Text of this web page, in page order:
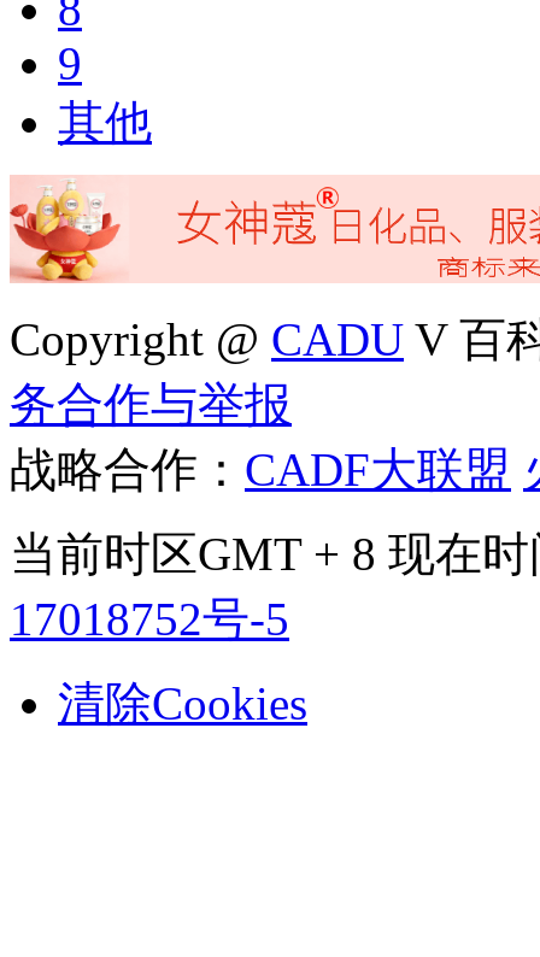
9
其他
Copyright @ CADU V 百
务合作与举报
战略合作： CADF大联盟
当前时区GMT + 8 现在
17018752号-5
清除Cookies